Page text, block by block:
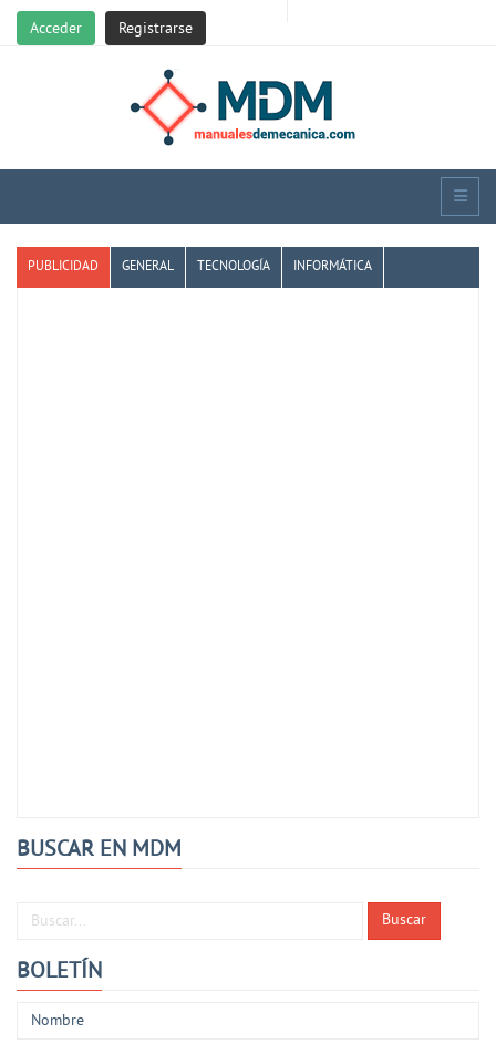
Acceder Registrarse
PUBLICIDAD GENERAL TECNOLOGÍA INFORMÁTICA
BUSCAR EN MDM
Buscar... Buscar
BOLETÍN